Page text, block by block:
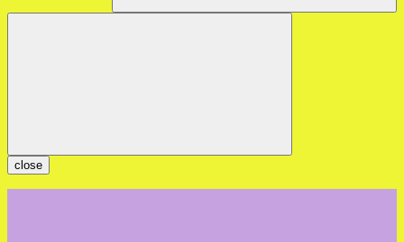
close